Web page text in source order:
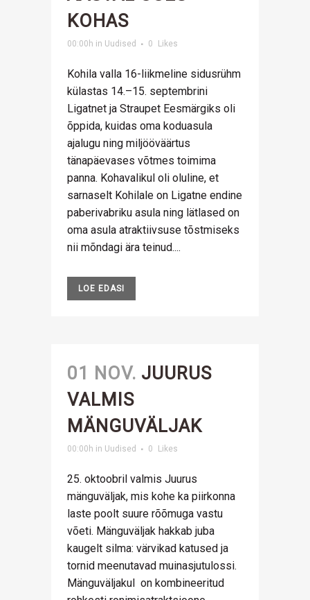
KOHAS
00:00h in Uudised 0 Likes
Kohila valla 16-liikmeline sidusrühm
külastas 14.–15. septembrini
Ligatnet ja Straupet Eesmärgiks oli
õppida, kuidas oma koduasula
ajalugu ning miljööväärtus
tänapäevases võtmes toimima
panna. Kohavalikul oli oluline, et
sarnaselt Kohilale on Ligatne endine
paberivabriku asula ning lätlased on
oma asula atraktiivsuse tõstmiseks
nii mõndagi ära teinud....
LOE EDASI
01 NOV. JUURUS
VALMIS
MÄNGUVÄLJAK
00:00h in Uudised 0 Likes
25. oktoobril valmis Juurus
mänguväljak, mis kohe ka piirkonna
laste poolt suure rõõmuga vastu
võeti. Mänguväljak hakkab juba
kaugelt silma: värvikad katused ja
tornid meenutavad muinasjutulossi.
Mänguväljakul on kombineeritud